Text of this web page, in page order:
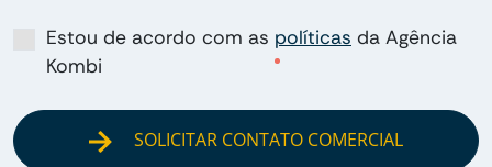
Estou de acordo com as políticas da Agência
Kombi
SOLICITAR CONTATO COMERCIAL